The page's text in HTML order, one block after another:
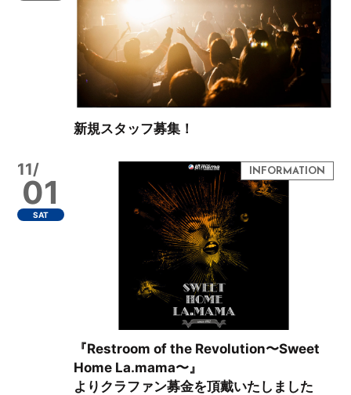
新規スタッフ募集！
11/
01
SAT
『Restroom of the Revolution〜Sweet
Home La.mama〜』
よりクラファン募金を頂戴いたしました